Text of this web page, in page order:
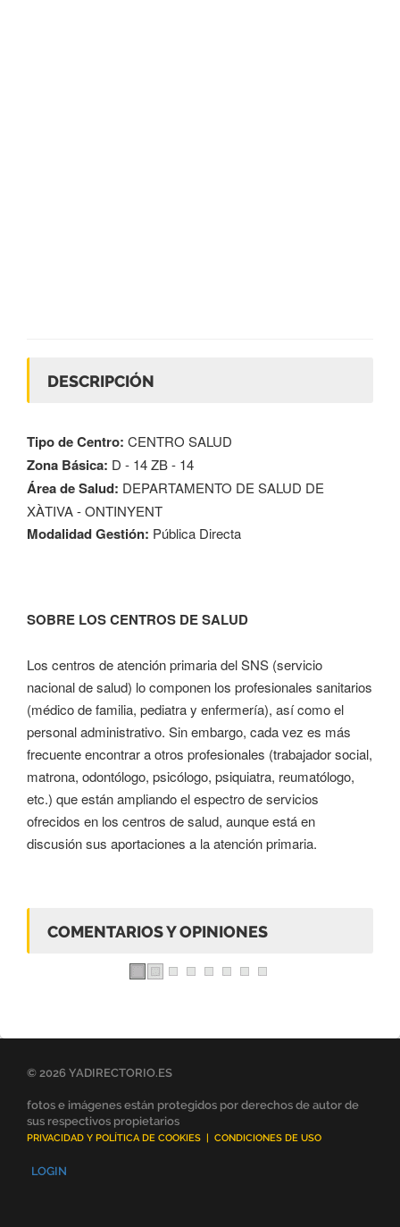
DESCRIPCIÓN
Tipo de Centro: CENTRO SALUD
Zona Básica: D - 14 ZB - 14
Área de Salud: DEPARTAMENTO DE SALUD DE
XÀTIVA - ONTINYENT
Modalidad Gestión: Pública Directa
SOBRE LOS CENTROS DE SALUD
Los centros de atención primaria del SNS (servicio
nacional de salud) lo componen los profesionales sanitarios
(médico de familia, pediatra y enfermería), así como el
personal administrativo. Sin embargo, cada vez es más
frecuente encontrar a otros profesionales (trabajador social,
matrona, odontólogo, psicólogo, psiquiatra, reumatólogo,
etc.) que están ampliando el espectro de servicios
ofrecidos en los centros de salud, aunque está en
discusión sus aportaciones a la atención primaria.
COMENTARIOS Y OPINIONES
© 2026 YADIRECTORIO.ES
fotos e imágenes están protegidos por derechos de autor de
sus respectivos propietarios
PRIVACIDAD Y POLÍTICA DE COOKIES | CONDICIONES DE USO
LOGIN